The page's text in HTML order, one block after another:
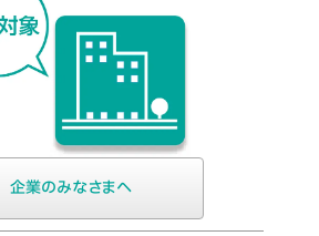
企業のみなさまへ